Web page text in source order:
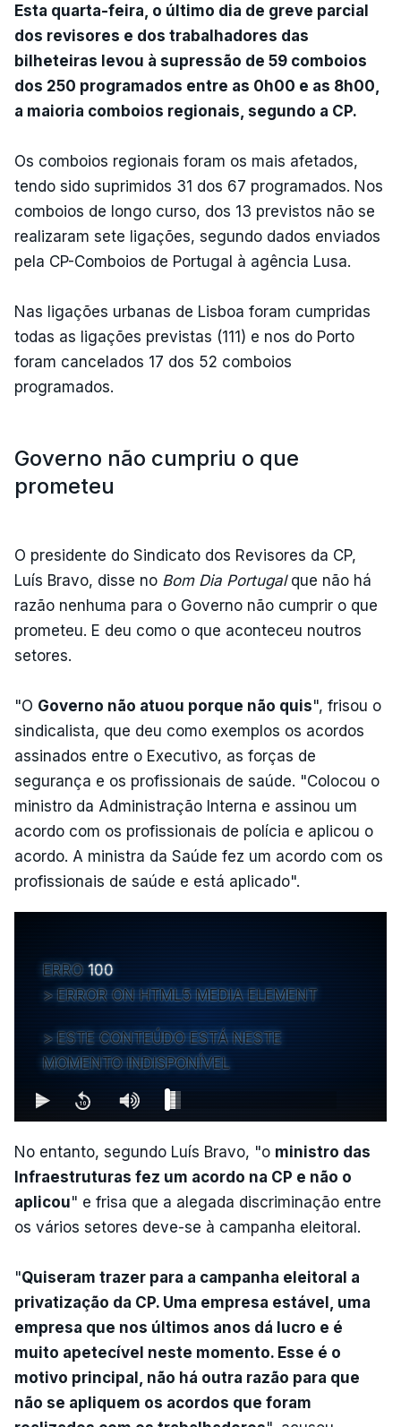
Esta quarta-feira, o último dia de greve parcial
dos revisores e dos trabalhadores das
bilheteiras levou à supressão de 59 comboios
dos 250 programados entre as 0h00 e as 8h00,
a maioria comboios regionais, segundo a CP.
Os comboios regionais foram os mais afetados,
tendo sido suprimidos 31 dos 67 programados. Nos
comboios de longo curso, dos 13 previstos não se
realizaram sete ligações, segundo dados enviados
pela CP-Comboios de Portugal à agência Lusa.
Nas ligações urbanas de Lisboa foram cumpridas
todas as ligações previstas (111) e nos do Porto
foram cancelados 17 dos 52 comboios
programados.
Governo não cumpriu o que
prometeu
O presidente do Sindicato dos Revisores da CP,
Luís Bravo, disse no Bom Dia Portugal que não há
razão nenhuma para o Governo não cumprir o que
prometeu. E deu como o que aconteceu noutros
setores.
"O Governo não atuou porque não quis", frisou o
sindicalista, que deu como exemplos os acordos
assinados entre o Executivo, as forças de
segurança e os profissionais de saúde. "Colocou o
ministro da Administração Interna e assinou um
acordo com os profissionais de polícia e aplicou o
acordo. A ministra da Saúde fez um acordo com os
profissionais de saúde e está aplicado".
ERRO 100
ERROR ON HTML5 MEDIA ELEMENT
ESTE CONTEÚDO ESTÁ NESTE
MOMENTO INDISPONÍVEL
No entanto, segundo Luís Bravo, "o ministro das
Infraestruturas fez um acordo na CP e não o
aplicou" e frisa que a alegada discriminação entre
os vários setores deve-se à campanha eleitoral.
"Quiseram trazer para a campanha eleitoral a
privatização da CP. Uma empresa estável, uma
empresa que nos últimos anos dá lucro e é
muito apetecível neste momento. Esse é o
motivo principal, não há outra razão para que
não se apliquem os acordos que foram